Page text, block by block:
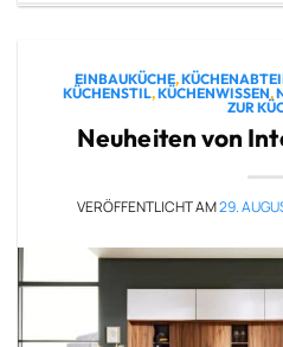
EINBAUKÜCHE,
KÜCHENSTIL,KÜCHENWISSEN,
ZUR
Neuheiten von
VERÖFFENTLICHT AM29.